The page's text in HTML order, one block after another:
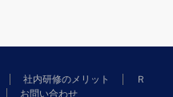
社内研修のメリット
Ｒ
お問い合わせ